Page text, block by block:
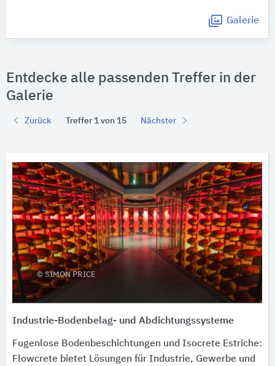
Galerie
Entdecke alle passenden Treffer in der
Galerie
Zurück Treffer 1 von 15 Nächster
© SIMON PRICE
Industrie-Bodenbelag- und Abdichtungssysteme
Fugenlose Bodenbeschichtungen und Isocrete Estriche:
Flowcrete bietet Lösungen für Industrie, Gewerbe und